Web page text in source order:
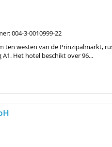
004-3-0010999-22
ten westen van de Prinzipalmarkt,
Het hotel beschikt over 96...